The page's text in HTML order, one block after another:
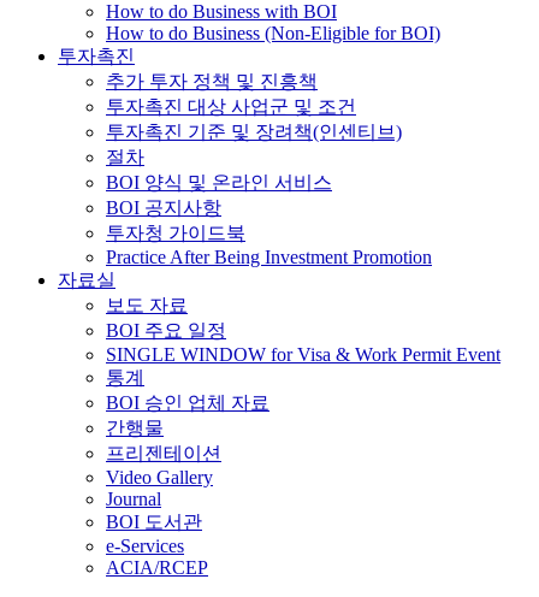
How to do Business with BOI
How to do Business (Non-Eligible for BOI)
투자촉진
추가 투자 정책 및 진흥책
투자촉진 대상 사업군 및 조건
투자촉진 기준 및 장려책(인센티브)
절차
BOI 양식 및 온라인 서비스
BOI 공지사항
투자청 가이드북
Practice After Being Investment Promotion
자료실
보도 자료
BOI 주요 일정
SINGLE WINDOW for Visa & Work Permit Event
통계
BOI 승인 업체 자료
간행물
프리젠테이션
Video Gallery
Journal
BOI 도서관
e-Services
ACIA/RCEP